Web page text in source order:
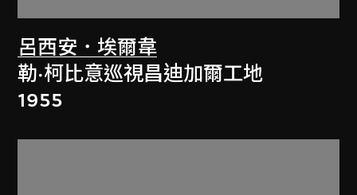
呂西安．埃爾韋
勒·柯比意巡視昌迪加爾工地
1955